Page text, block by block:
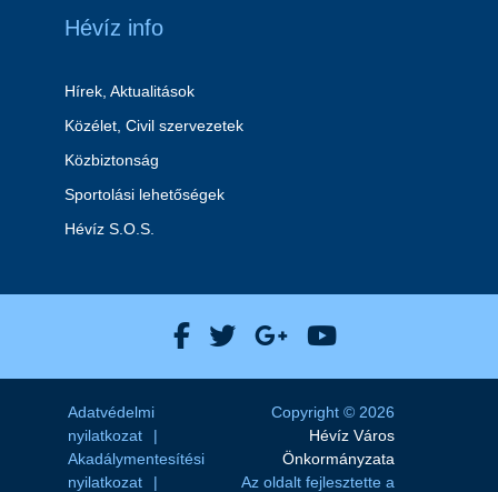
Hévíz info
Hírek, Aktualitások
Közélet, Civil szervezetek
Közbiztonság
Sportolási lehetőségek
Hévíz S.O.S.
Hévíz Város Facebook
Hévíz Város X
Hévíz Város
Hévíz Város
Adatvédelmi
nyilatkozat
Akadálymentesítési
nyilatkozat
Copyright © 2026
Hévíz Város
Önkormányzata
Az oldalt fejlesztette a